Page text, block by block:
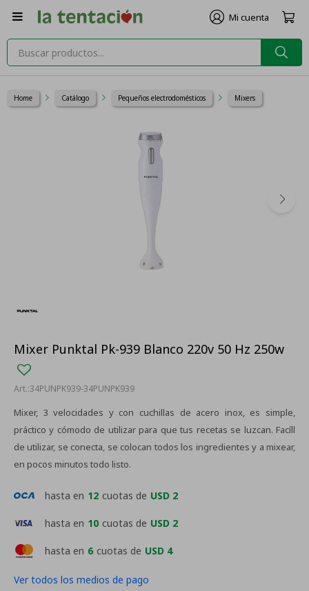

Home Catálogo Pequeños electrodomésticos Mixers
Mixer Punktal Pk-939 Blanco 220v 50 Hz 250w
34PUNPK939-34PUNPK939
Mixer, 3 velocidades y con cuchillas de acero inox, es simple,
práctico y cómodo de utilizar para que tus recetas se luzcan. Facíll
de utilizar, se conecta, se colocan todos los ingredientes y a mixear,
en pocos minutos todo listo.
hasta en 6 cuotas de USD 4
hasta en 12 cuotas de USD 2
hasta en 10 cuotas de USD 2
Ver todos los medios de pago